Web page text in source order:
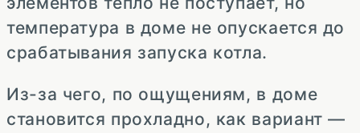
температура в доме не опускается до
срабатывания запуска котла.
Из-за чего, по ощущениям, в доме
становится прохладно, как вариант —